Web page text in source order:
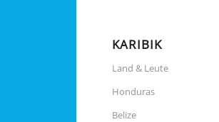
KARIBIK
Land & Leute
Honduras
Belize